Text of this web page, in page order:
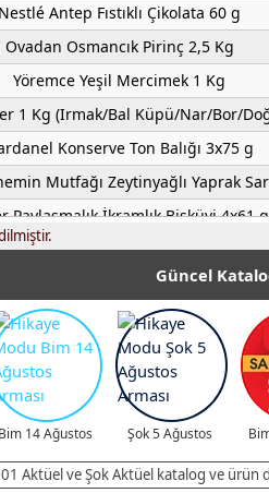
Nestlé Antep Fıstıklı Çikolata 60 g
Ovadan Osmancık Pirinç 2,5 Kg
Yöremce Yeşil Mercimek 1 Kg
1 Kg (Irmak/Bal Küpü/Nar/Bor/
Konserve Ton Balığı 3x75 g
Mutfağı Zeytinyağlı Yaprak
Paylaşmalık İkramlık Bisküvi 4x61 g
Sprite Gazlı İçecek 1 L
Fuse Tea Soğuk Çay 1 L
Kakaolu Krema Dolgulu Bisküvi
Tam Yağlı Taze Kaşar Peyniri
Muratbey Misto Peynir 200 g
Anadolu Lezzetleri Peynir 200
Tam Yağlı Dilimli Tost Peyniri 500
Güncel
Bim 14 Ağustos Şok 5 Ağustos
Aktüel ve Şok Aktüel katalog ve ürün